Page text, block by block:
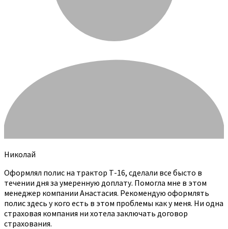
Николай
Оформлял полис на трактор Т-16, сделали все бысто в
течении дня за умеренную доплату. Помогла мне в этом
менеджер компании Анастасия. Рекомендую оформлять
полис здесь у кого есть в этом проблемы как у меня. Ни одна
страховая компания ни хотела заключать договор
страхования.